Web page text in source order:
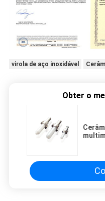
virola de aço inoxidável
Obter o